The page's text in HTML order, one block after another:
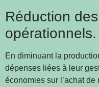
Réduction
opérationnels.
En diminuant la
dépenses liées à leur
économies sur l’achat